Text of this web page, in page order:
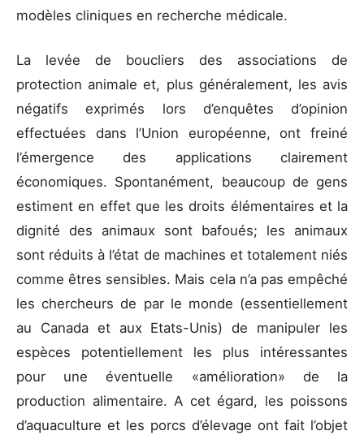
modèles cliniques en recherche médicale.
La levée de boucliers des associations de
protection animale et, plus généralement, les avis
négatifs exprimés lors d’enquêtes d’opinion
effectuées dans l’Union européenne, ont freiné
l’émergence des applications clairement
économiques. Spontanément, beaucoup de gens
estiment en effet que les droits élémentaires et la
dignité des animaux sont bafoués; les animaux
sont réduits à l’état de machines et totalement niés
comme êtres sensibles. Mais cela n’a pas empêché
les chercheurs de par le monde (essentiellement
au Canada et aux Etats-Unis) de manipuler les
espèces potentiellement les plus intéressantes
pour une éventuelle «amélioration» de la
production alimentaire. A cet égard, les poissons
d’aquaculture et les porcs d’élevage ont fait l’objet